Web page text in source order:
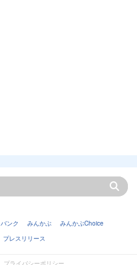
バンク みんかぶ
みんかぶChoice
プレスリリース